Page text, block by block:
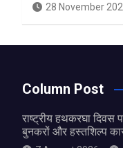
28 November
Column Post
राष्ट्रीय हथकरघा दिवस
बुनकरों और हस्तशिल्प